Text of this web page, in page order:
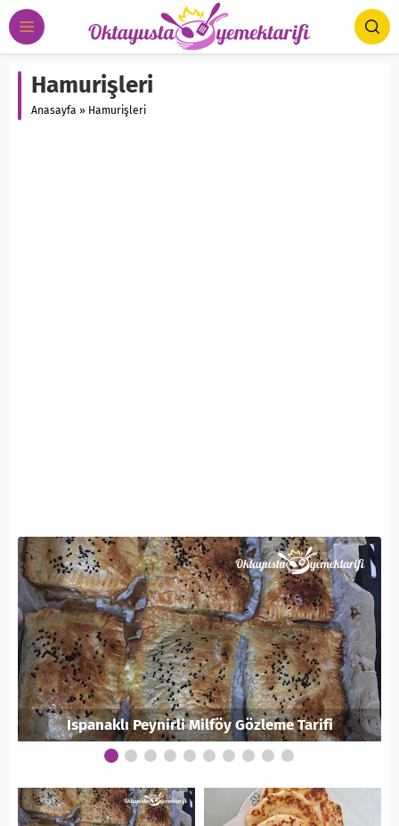
Hamurişleri
Anasayfa » Hamurişleri
Ispanaklı Peynirli Milföy Gözleme Tarifi